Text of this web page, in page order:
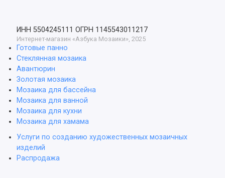
ИНН 5504245111 ОГРН 1145543011217
Интернет-магазин «Азбука Мозаики», 2025
Готовые панно
Стеклянная мозаика
Авантюрин
Золотая мозаика
Мозаика для бассейна
Мозаика для ванной
Мозаика для кухни
Мозаика для хамама
Услуги по созданию художественных мозаичных
изделий
Распродажа